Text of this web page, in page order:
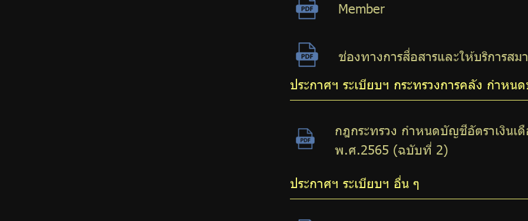
Member
ช่องทางการสื่อสารและให้บริการสม
ประกาศฯ ระเบียบฯ กระทรวงการคลัง กำหน
กฎกระทรวง กำหนดบัญชีอัตราเงิน
พ.ศ.2565 (ฉบับที่ 2)
ประกาศฯ ระเบียบฯ อื่น ๆ